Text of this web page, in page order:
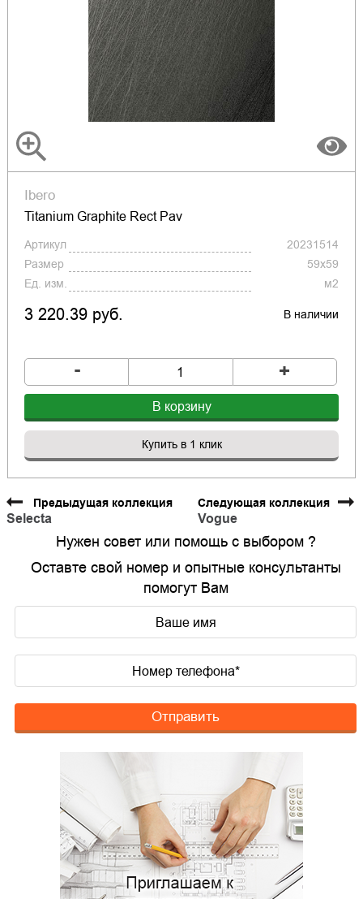
Ibero
Titanium Graphite Rect Pav
Артикул
20231514
Размер
59x59
Ед. изм.
м2
3 220.39 руб. В наличии
- +
В корзину
Купить в 1 клик
Предыдущая коллекция
Selecta
Следующая коллекция
Vogue
Нужен совет или помощь с выбором ?
Оставте свой номер и опытные консультанты
помогут Вам
Отправить